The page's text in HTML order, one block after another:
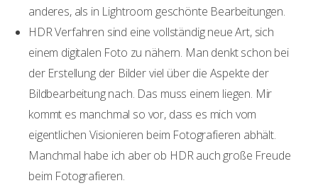
anderes, als in Lightroom geschönte Bearbeitungen.
HDR Verfahren sind eine vollständig neue Art, sich
einem digitalen Foto zu nähern. Man denkt schon bei
der Erstellung der Bilder viel über die Aspekte der
Bildbearbeitung nach. Das muss einem liegen. Mir
kommt es manchmal so vor, dass es mich vom
eigentlichen Visionieren beim Fotografieren abhält.
Manchmal habe ich aber ob HDR auch große Freude
beim Fotografieren.